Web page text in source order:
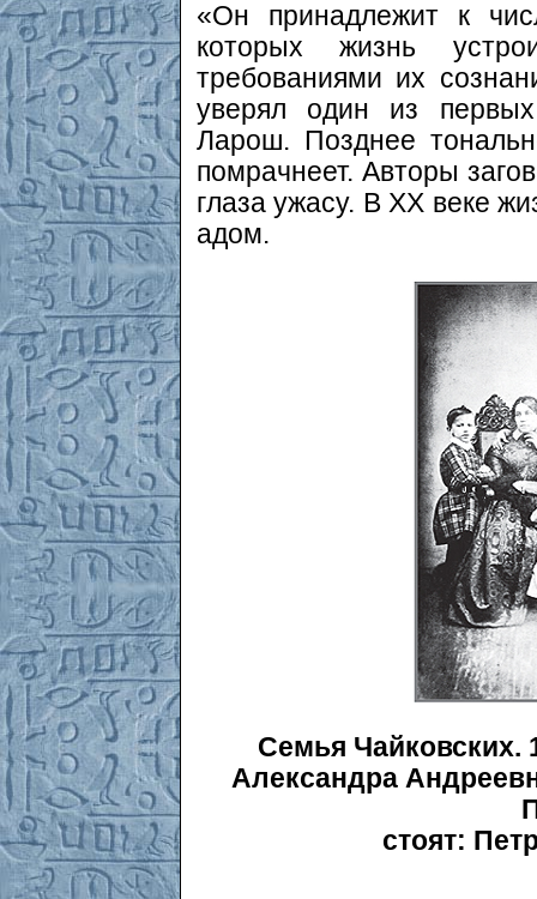
«Он принадлежит к
которых жизнь
требованиями их
уверял один из
Ларош. Позднее
помрачнеет. Авторы
глаза ужасу. В ХХ веке
адом.
Семья Чайковских.
Александра
стоят: